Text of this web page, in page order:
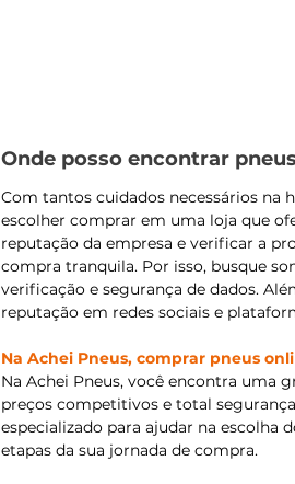
Onde posso encontrar
Com tantos cuidados necessários na
escolher comprar em uma loja que
reputação da empresa e verificar a
compra tranquila. Por isso, busque
verificação e segurança de dados.
reputação em redes sociais e
Na Achei Pneus, comprar pneus
Na Achei Pneus, você encontra uma
preços competitivos e total
especializado para ajudar na escolha
etapas da sua jornada de compra.